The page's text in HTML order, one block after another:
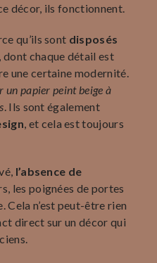
décor, ils fonctionnent.
qu’ils sont disposés
, dont chaque détail est
une certaine modernité.
un papier peint beige à
. Ils sont également
, et cela est toujours
l’absence de
les poignées de portes
Cela n’est peut-être rien
direct sur un décor qui